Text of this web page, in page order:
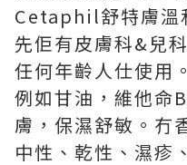
Cetaphil舒特膚溫
先佢有皮膚科&兒
任何年齡人仕使用
例如甘油，維他命
膚，保濕舒敏。冇
中性、乾性、濕疹